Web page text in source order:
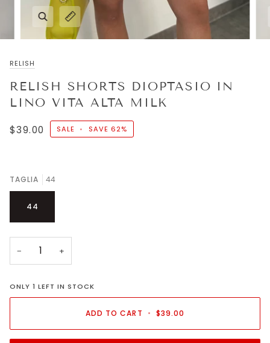
RELISH
RELISH SHORTS DIOPTASIO IN
LINO VITA ALTA MILK
$39.00 SALE • SAVE 62%
TAGLIA 44
44
− +
ONLY1 LEFT IN STOCK
ADD TO CART • $39.00